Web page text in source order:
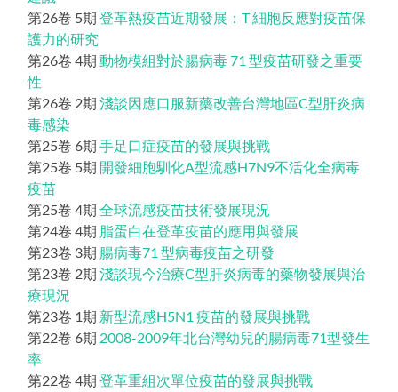
第26卷 5期登革熱疫苗近期發展：T 細胞反應對疫苗保
護力的研究
第26卷 4期動物模組對於腸病毒 71 型疫苗研發之重要
性
第26卷 2期淺談因應口服新藥改善台灣地區C型肝炎病
毒感染
第25卷 6期手足口症疫苗的發展與挑戰
第25卷 5期 開發細胞馴化A型流感H7N9不活化全病毒
疫苗
第25卷 4期全球流感疫苗技術發展現況
第24卷 4期 脂蛋白在登革疫苗的應用與發展
第23卷 3期 腸病毒71 型病毒疫苗之研發
第23卷 2期淺談現今治療C型肝炎病毒的藥物發展與治
療現況
第23卷 1期 新型流感H5N1 疫苗的發展與挑戰
第22卷 6期 2008-2009年北台灣幼兒的腸病毒71型發生
率
第22卷 4期登革重組次單位疫苗的發展與挑戰